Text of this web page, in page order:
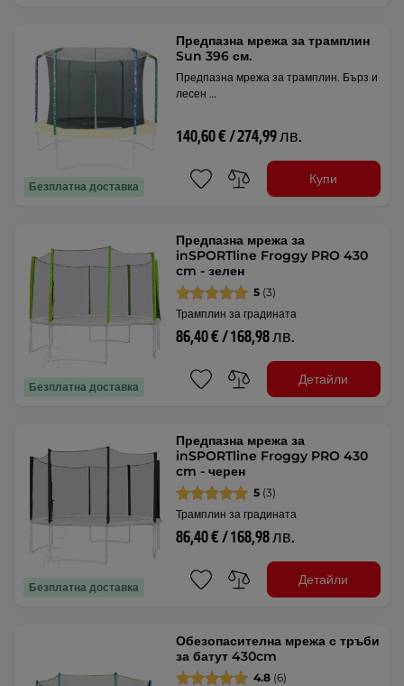
Безплатна доставка
Предпазна мрежа за трамплин
Sun 396 см.
Предпазна мрежа за трамплин. Бърз и
лесен …
140,60 € / 274,99 лв.
Купи
Безплатна доставка
Предпазна мрежа за
inSPORTline Froggy PRO 430
cm - зелен
5 (3)
Трамплин за градината
86,40 € / 168,98 лв.
Детайли
Безплатна доставка
Предпазна мрежа за
inSPORTline Froggy PRO 430
cm - черен
5 (3)
Трамплин за градината
86,40 € / 168,98 лв.
Детайли
Обезопасителна мрежа с тръби
за батут 430cm
4.8 (6)